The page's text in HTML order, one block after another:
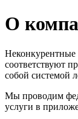
О
соответствуют
собой системой
Мы проводим
услуги в